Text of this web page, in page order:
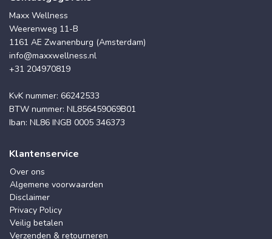
Maxx Wellness
Weerenweg 11-B
1161 AE Zwanenburg (Amsterdam)
info@maxxwellness.nl
+31 204970819
KvK nummer: 66242533
BTW nummer: NL856459069B01
Iban: NL86 INGB 0005 346373
Klantenservice
Over ons
Algemene voorwaarden
Disclaimer
Privacy Policy
Veilig betalen
Verzenden & retourneren